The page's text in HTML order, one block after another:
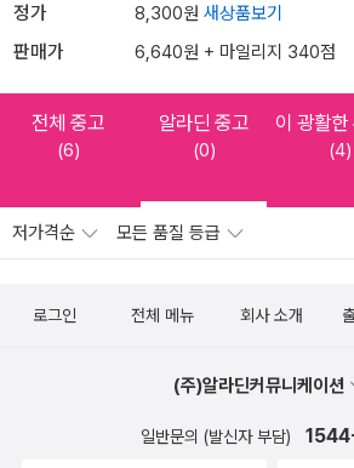
정가 8,300원 새상품보기
판매가 6,640원 + 마일리지 340점
전체 중고
(6)
알라딘 중고
(0)
이 광활한
(4)
저가격순 모든 품질 등급
로그인 전체 메뉴 회사 소개
(주)알라딘커뮤니케이션
일반문의 (발신자 부담)